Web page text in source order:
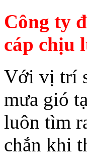
Công ty
cáp chịu
Với vị trí
mưa gió
luôn tìm
chắn khi